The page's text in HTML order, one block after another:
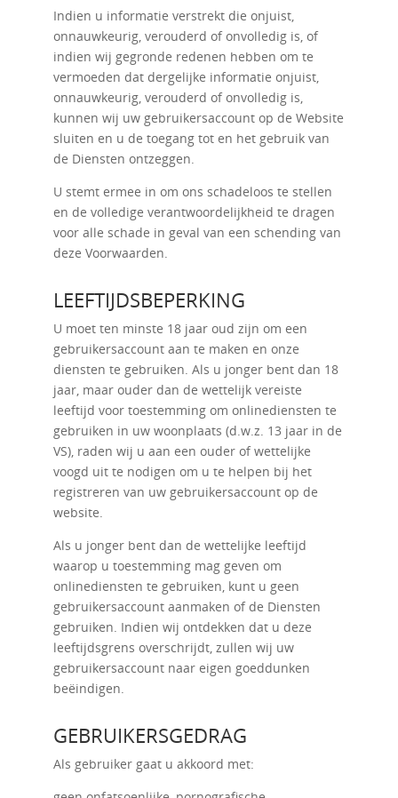
Indien u informatie verstrekt die onjuist,
onnauwkeurig, verouderd of onvolledig is, of
indien wij gegronde redenen hebben om te
vermoeden dat dergelijke informatie onjuist,
onnauwkeurig, verouderd of onvolledig is,
kunnen wij uw gebruikersaccount op de Website
sluiten en u de toegang tot en het gebruik van
de Diensten ontzeggen.
U stemt ermee in om ons schadeloos te stellen
en de volledige verantwoordelijkheid te dragen
voor alle schade in geval van een schending van
deze Voorwaarden.
LEEFTIJDSBEPERKING
U moet ten minste 18 jaar oud zijn om een ​​
gebruikersaccount aan te maken en onze
diensten te gebruiken. Als u jonger bent dan 18
jaar, maar ouder dan de wettelijk vereiste
leeftijd voor toestemming om onlinediensten te
gebruiken in uw woonplaats (d.w.z. 13 jaar in de
VS), raden wij u aan een ouder of wettelijke
voogd uit te nodigen om u te helpen bij het
registreren van uw gebruikersaccount op de
website.
Als u jonger bent dan de wettelijke leeftijd
waarop u toestemming mag geven om
onlinediensten te gebruiken, kunt u geen
gebruikersaccount aanmaken of de Diensten
gebruiken. Indien wij ontdekken dat u deze
leeftijdsgrens overschrijdt, zullen wij uw
gebruikersaccount naar eigen goeddunken
beëindigen.
GEBRUIKERSGEDRAG
Als gebruiker gaat u akkoord met: